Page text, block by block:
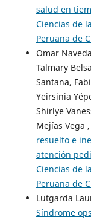
salud en
Ciencias de
Peruana de
Omar
Talmary
Santana,
Yeirsinia
Shirlye
Mejías Vega ,
resuelto e
atención
Ciencias de
Peruana de
Lutgarda
Síndrome